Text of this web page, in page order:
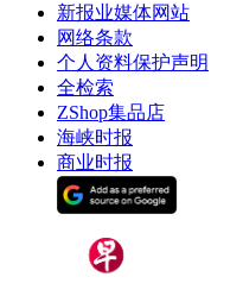
新报业媒体网站
网络条款
个人资料保护声明
全检索
ZShop集品店
海峡时报
商业时报